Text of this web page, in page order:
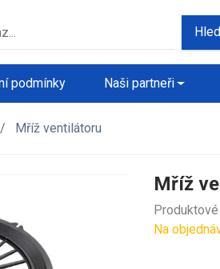
podmínky Naši partneři
/ Mříž ventilátoru
Mříž
Na